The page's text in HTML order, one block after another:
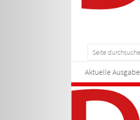
Aktuelle Ausgabe